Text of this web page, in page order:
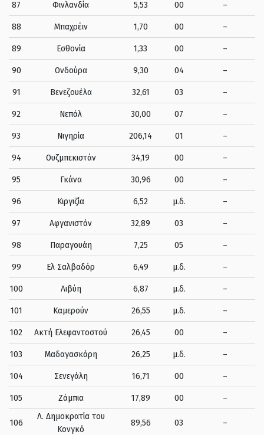
87 Φινλανδία 5,53 00 –
88 Μπαχρέιν 1,70 00 –
89 Εσθονία 1,33 00 –
90 Ονδούρα 9,30 04 –
91 Βενεζουέλα 32,61 03 –
92 Νεπάλ 30,00 07 –
93 Νιγηρία 206,14 01 –
94 Ουζμπεκιστάν 34,19 00 –
95 Γκάνα 30,96 00 –
96 Κιργιζία 6,52 μ.δ. –
97 Αφγανιστάν 32,89 03 –
98 Παραγουάη 7,25 05 –
99 Ελ Σαλβαδόρ 6,49 μ.δ. –
100 Λιβύη 6,87 μ.δ. –
101 Καμερούν 26,55 μ.δ. –
102 Ακτή Ελεφαντοστού 26,45 00 –
103 Μαδαγασκάρη 26,25 μ.δ. –
104 Σενεγάλη 16,71 00 –
105 Ζάμπια 17,89 00 –
106
Λ. Δημοκρατία του
Κονγκό
89,56 03 –